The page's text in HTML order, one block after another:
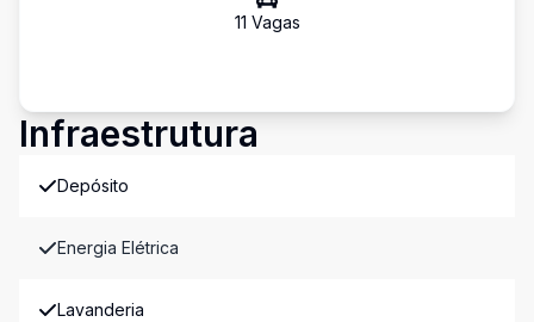
11 Vagas
Infraestrutura
Depósito
Energia Elétrica
Lavanderia